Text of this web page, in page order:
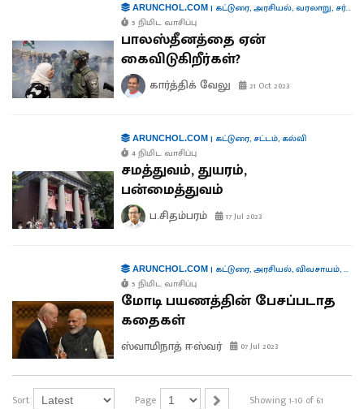
ARUNCHOL.COM| கட்டுரை,அரசியல், வரலாறு, சர்வதேசம்
5 நிமிட வாசிப்பு
பாலஸ்தீனத்தை ஏன்
கைவிடுகிறீர்கள்?
கார்த்திக் வேலு 21 Oct 2023
ARUNCHOL.COM| கட்டுரை, சட்டம், கல்வி
4 நிமிட வாசிப்பு
சமத்துவம், துயரம்,
பன்மைத்துவம்
ப.சிதம்பரம் 17 Jul 2023
ARUNCHOL.COM| கட்டுரை,அரசியல்,விவசாயம்,
5 நிமிட வாசிப்பு
மோடி பயணத்தின் பேசப்படாத
கதைகள்
ஸ்வாமிநாத் ஈஸ்வர் 07 Jul 2023
Sort Page Showing 1-10 of 61